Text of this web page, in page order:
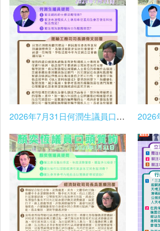
2026年7月31日何潤生議員口頭質詢